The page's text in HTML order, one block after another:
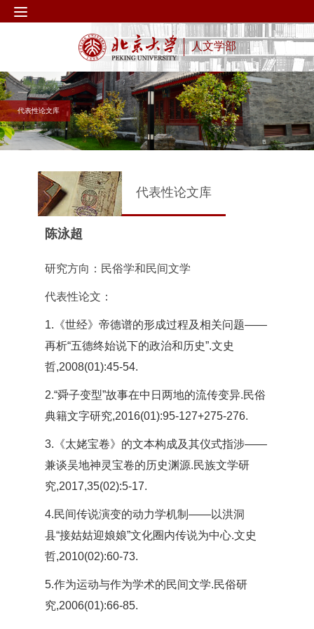
人文学部
代表性论文库
代表性论文库
陈泳超
研究方向：民俗学和民间文学
代表性论文：
1.《世经》帝德谱的形成过程及相关问题——
再析“五德终始说下的政治和历史”.文史
哲,2008(01):45-54.
2.“舜子变型”故事在中日两地的流传变异.民俗
典籍文字研究,2016(01):95-127+275-276.
3.《太姥宝卷》的文本构成及其仪式指涉——
兼谈吴地神灵宝卷的历史渊源.民族文学研
究,2017,35(02):5-17.
4.民间传说演变的动力学机制——以洪洞
县“接姑姑迎娘娘”文化圈内传说为中心.文史
哲,2010(02):60-73.
5.作为运动与作为学术的民间文学.民俗研
究,2006(01):66-85.